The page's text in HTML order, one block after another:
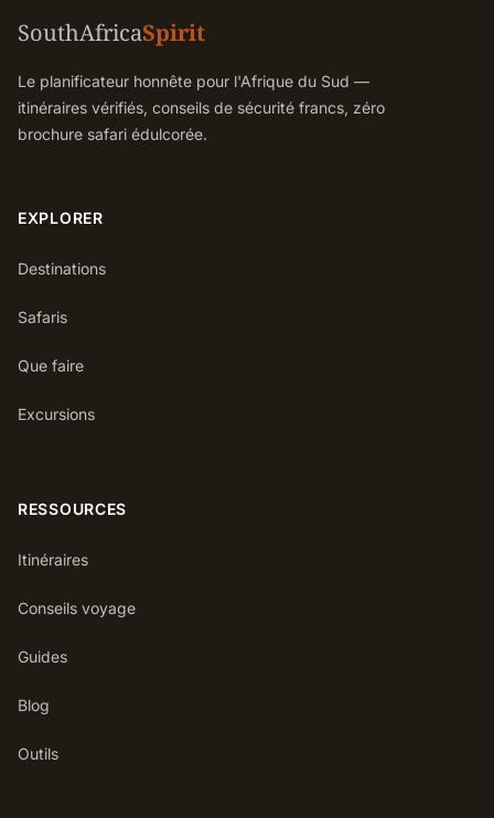
SouthAfricaSpirit
Le planificateur honnête pour l'Afrique du Sud —
itinéraires vérifiés, conseils de sécurité francs, zéro
brochure safari édulcorée.
EXPLORER
Destinations
Safaris
Que faire
Excursions
RESSOURCES
Itinéraires
Conseils voyage
Guides
Blog
Outils